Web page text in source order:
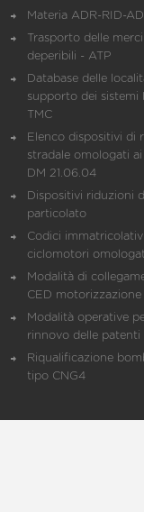
Materia ADR-RID-
Trasporto delle merci
deperibili - ATP
Database delle
supporto dei sistemi
TMC
Elenco dispositivi di
stradale omologati ai
DM 21.06.04
Dispositivi riduzioni
particolato
Codici
ciclomotori
Modalità di
CED motorizzazione
Modalità operative
rinnovo delle patenti
Riqualificazione
tipo CNG4